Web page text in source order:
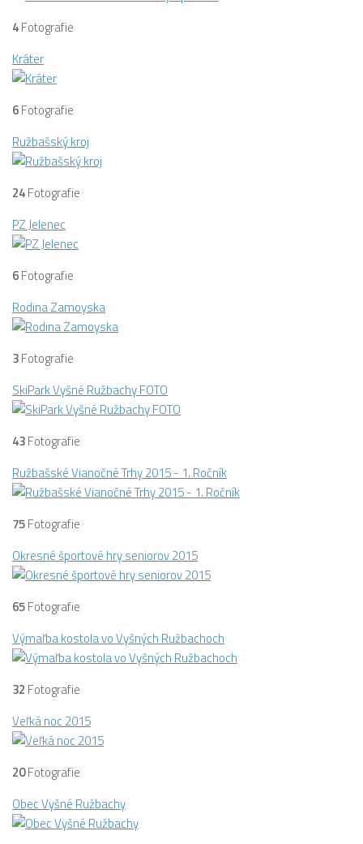
4Fotografie
Kráter
6Fotografie
Ružbašský kroj
24Fotografie
PZ Jelenec
6Fotografie
Rodina Zamoyska
3Fotografie
SkiPark Vyšné Ružbachy FOTO
43Fotografie
Ružbašské Vianočné Trhy 2015 - 1. Ročník
75Fotografie
Okresné športové hry seniorov 2015
65Fotografie
Výmaľba kostola vo Vyšných Ružbachoch
32 Fotografie
Veľká noc 2015
20Fotografie
Obec Vyšné Ružbachy